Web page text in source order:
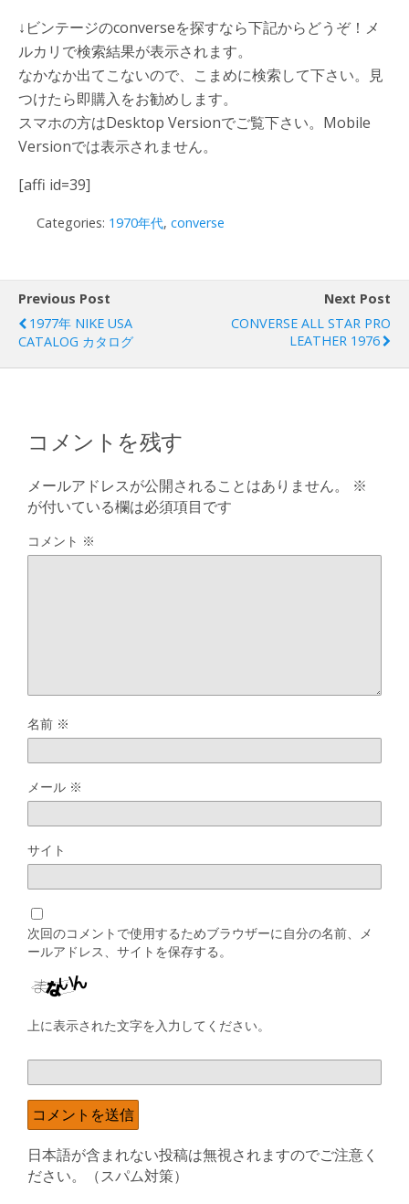
↓ビンテージのconverseを探すなら下記からどうぞ！メ
ルカリで検索結果が表示されます。
なかなか出てこないので、こまめに検索して下さい。見
つけたら即購入をお勧めします。
スマホの方はDesktop Versionでご覧下さい。Mobile
Versionでは表示されません。
[affi id=39]
Categories: 1970年代, converse
Previous Post
1977年 NIKE USA
CATALOG カタログ
Next Post
CONVERSE ALL STAR PRO
LEATHER 1976
コメントを残す
メールアドレスが公開されることはありません。
※
が付いている欄は必須項目です
コメント ※
名前 ※
メール ※
サイト
次回のコメントで使用するためブラウザーに自分の名前、メ
ールアドレス、サイトを保存する。
上に表示された文字を入力してください。
日本語が含まれない投稿は無視されますのでご注意く
ださい。（スパム対策）